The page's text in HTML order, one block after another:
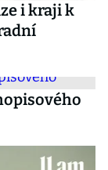
i kraji k